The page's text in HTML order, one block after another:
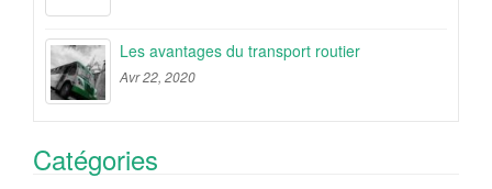
Les avantages du transport routier
Avr 22, 2020
Catégories